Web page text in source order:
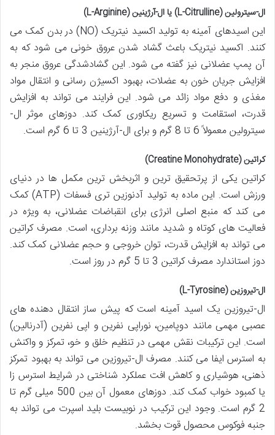
ال-سیترولین (L-Citrulline) یا ال-آرژینین (L-Arginine)
این اسیدهای آمینه به تولید اکسید نیتریک (NO) در بدن کمک می
کنند. اکسید نیتریک باعث گشاد شدن عروق خونی می شود که به
آن پمپ عضلانی نیز گفته می شود. این گشادشدگی عروق منجر به
افزایش جریان خون به عضلات، بهبود اکسیژن رسانی و انتقال مواد
مغذی و دفع مواد زائد می شود. این فرایند می تواند به افزایش
قدرت، استقامت و تسریع ریکاوری کمک کند. دوزهای موثر ال-
سیترولین معمولاً 6 تا 8 گرم و برای ال-آرژینین 3 تا 6 گرم است.
کراتین (Creatine Monohydrate)
کراتین یکی از پرتحقیق ترین و اثربخش ترین مکمل ها در دنیای
ورزش است. این ماده به تولید آدنوزین تری فسفات (ATP) کمک
می کند که منبع اصلی انرژی برای انقباضات عضلانی، به ویژه در
فعالیت های کوتاه و شدید مانند وزنه برداری، است. مصرف کراتین
می تواند به افزایش قدرت، توان خروجی و حجم عضلانی کمک کند.
دوز استاندارد مصرف کراتین 3 تا 5 گرم در روز است.
ال-تیروزین (L-Tyrosine)
ال-تیروزین یک اسید آمینه است که پیش ساز انتقال دهنده های
عصبی مهمی مانند دوپامین، نوراپی نفرین و اپی نفرین (آدرنالین)
است. این ترکیبات نقش مهمی در تنظیم خلق و خو، تمرکز و واکنش
به استرس ایفا می کنند. مصرف ال-تیروزین می تواند به بهبود تمرکز
ذهنی، هوشیاری و کاهش افت عملکرد شناختی در شرایط استرس زا
یا کمبود خواب کمک کند. دوزهای معمول آن بین 500 میلی گرم تا
2 گرم است. وجود این ترکیب در نوبیست بلید اسپرت می تواند به
جنبه فوکوس محصول قوت بخشد.